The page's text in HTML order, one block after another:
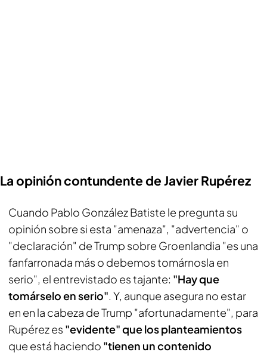
La opinión contundente de Javier Rupérez
Cuando Pablo González Batiste le pregunta su
opinión sobre si esta "amenaza", "advertencia" o
"declaración" de Trump sobre Groenlandia "es una
fanfarronada más o debemos tomárnosla en
serio", el entrevistado es tajante: "Hay que
tomárselo en serio". Y, aunque asegura no estar
en en la cabeza de Trump "afortunadamente", para
Rupérez es "evidente" que los planteamientos
que está haciendo "tienen un contenido